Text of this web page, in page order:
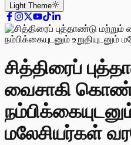
Light Theme
சித்திரைப்
வைசாகி
மலேசியர்கள்